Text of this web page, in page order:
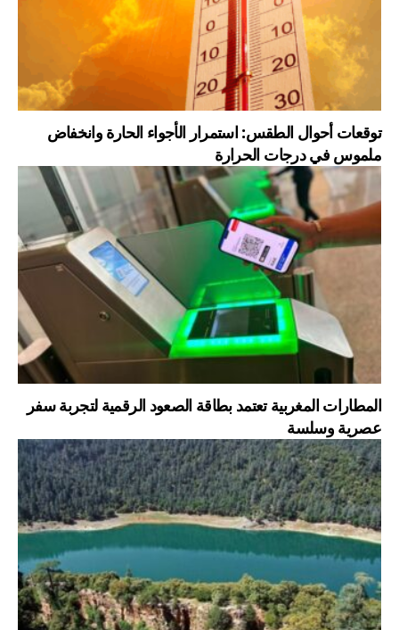
توقعات أحوال الطقس: استمرار الأجواء الحارة وانخفاض
ملموس في درجات الحرارة
المطارات المغربية تعتمد بطاقة الصعود الرقمية لتجربة سفر
عصرية وسلسة